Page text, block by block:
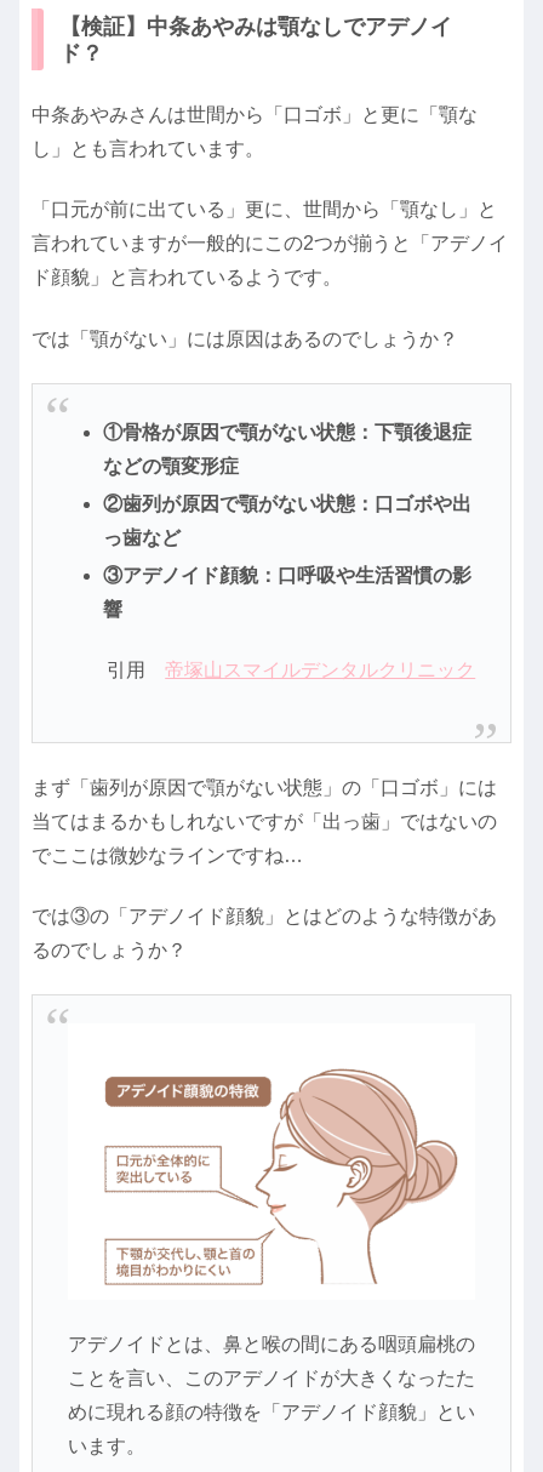
【検証】中条あやみは顎なしでアデノイ
ド？
中条あやみさんは世間から「口ゴボ」と更に「顎な
し」とも言われています。
「口元が前に出ている」更に、世間から「顎なし」と
言われていますが一般的にこの2つが揃うと「アデノイ
ド顔貌」と言われているようです。
では「顎がない」には原因はあるのでしょうか？
①骨格が原因で顎がない状態：下顎後退症
などの顎変形症
②歯列が原因で顎がない状態：口ゴボや出
っ歯など
③アデノイド顔貌：口呼吸や生活習慣の影
響
引用帝塚山スマイルデンタルクリニック
まず「歯列が原因で顎がない状態」の「口ゴボ」には
当てはまるかもしれないですが「出っ歯」ではないの
でここは微妙なラインですね…
では③の「アデノイド顔貌」とはどのような特徴があ
るのでしょうか？
アデノイドとは、鼻と喉の間にある咽頭扁桃の
ことを言い、このアデノイドが大きくなったた
めに現れる顔の特徴を「アデノイド顔貌」とい
います。